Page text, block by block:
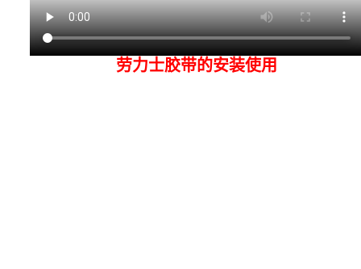
劳力士胶带的安装使用